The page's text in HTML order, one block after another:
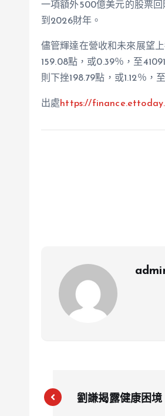
一項額外500億美元的股票
到2026財年。
儘管輝達在營收和未來展望
159.08點，或0.39％，至
則下挫198.79點，或1.12％，
出處https://
劉謙揭露健康困境